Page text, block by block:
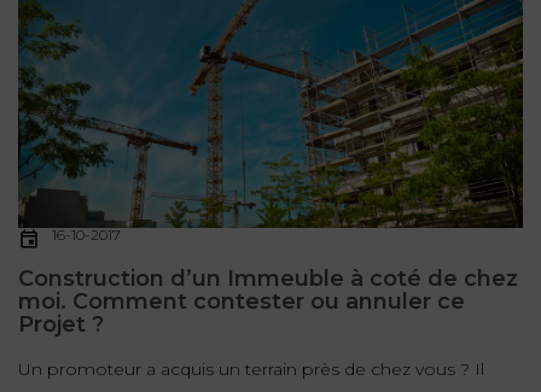
16-10-2017
Construction d’un Immeuble à coté de chez
moi. Comment contester ou annuler ce
Projet ?
Un promoteur a acquis un terrain près de chez vous ? Il